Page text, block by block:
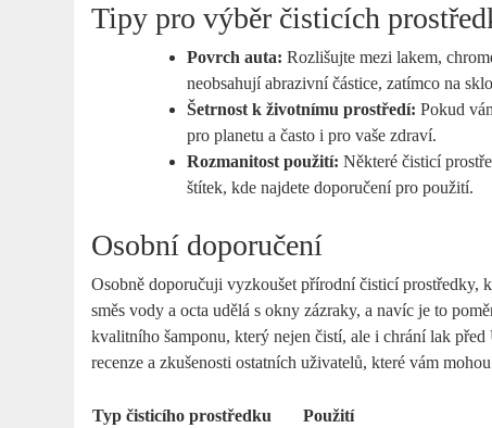
Tipy pro výběr čisticích
Povrch auta: Rozlišujte mezi lakem,
neobsahují abrazivní částice, zatímco na
Šetrnost k životnímu prostředí: Pokud
pro planetu a často i pro vaše zdraví.
Rozmanitost použití: Některé čisticí
štítek, kde najdete doporučení pro použití.
Osobní doporučení
Osobně doporučuji vyzkoušet přírodní čisticí prostředky,
směs vody a octa udělá s okny zázraky, a navíc je to
kvalitního šamponu, který nejen čistí, ale i chrání lak
recenze a zkušenosti ostatních uživatelů, které vám
Typ čisticího prostředku Použití